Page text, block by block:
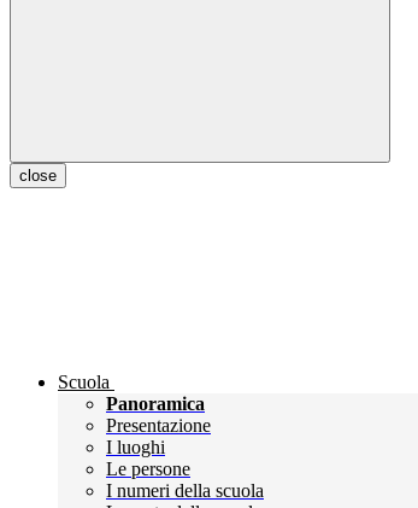
close
Scuola
Panoramica
Presentazione
I luoghi
Le persone
I numeri della scuola